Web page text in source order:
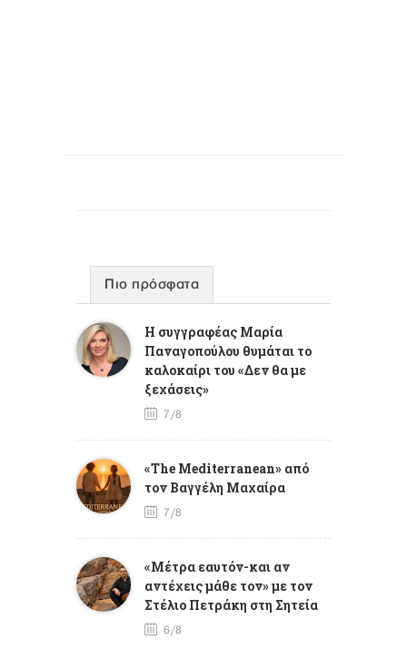
Πιο πρόσφατα
Η συγγραφέας Μαρία
Παναγοπούλου θυμάται το
καλοκαίρι του «Δεν θα με
ξεχάσεις»
7/8
«The Mediterranean» από
τον Βαγγέλη Μαχαίρα
7/8
«Μέτρα εαυτόν-και αν
αντέχεις μάθε τον» με τον
Στέλιο Πετράκη στη Σητεία
6/8